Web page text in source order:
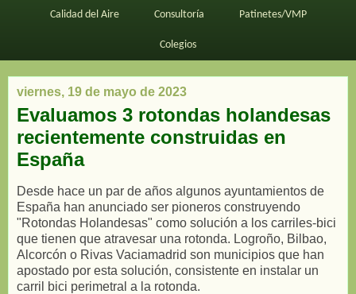
Calidad del Aire Consultoría Patinetes/VMP
Colegios
viernes, 19 de mayo de 2023
Evaluamos 3 rotondas holandesas
recientemente construidas en
España
Desde hace un par de años algunos ayuntamientos de
España han anunciado ser pioneros construyendo
"Rotondas Holandesas" como solución a los carriles-bici
que tienen que atravesar una rotonda. Logroño, Bilbao,
Alcorcón o Rivas Vaciamadrid son municipios que han
apostado por esta solución, consistente en instalar un
carril bici perimetral a la rotonda.